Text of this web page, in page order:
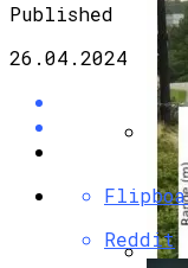
Published
26.04.2024
Reddit